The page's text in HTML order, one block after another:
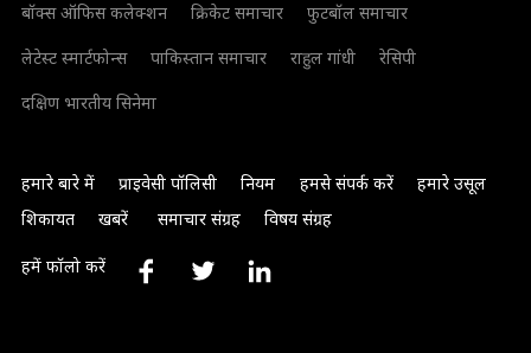
बॉक्स ऑफिस कलेक्शन
क्रिकेट समाचार
फुटबॉल समाचार
लेटेस्ट स्मार्टफोन्स
पाकिस्तान समाचार राहुल गांधी
रेसिपी
दक्षिण भारतीय सिनेमा
हमारे बारे में प्राइवेसी पॉलिसी नियम हमसे संपर्क करें
हमारे उसूल
शिकायत
खबरें समाचार संग्रह विषय संग्रह
हमें फॉलो करें